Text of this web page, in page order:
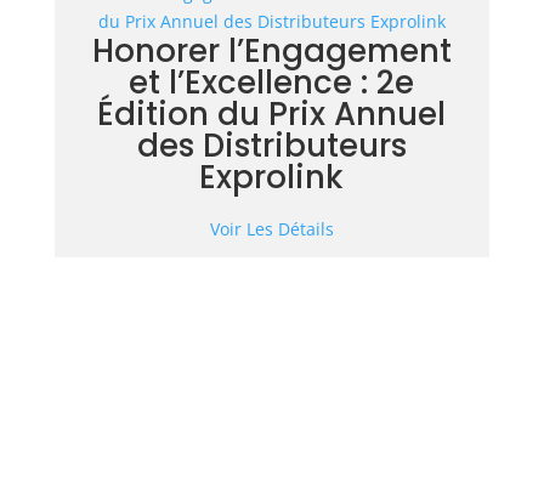
Honorer l’Engagement
et l’Excellence : 2e
Édition du Prix Annuel
des Distributeurs
Exprolink
Voir Les Détails